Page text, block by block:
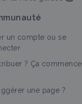
un compte ou se
? Ça commence
une page ?